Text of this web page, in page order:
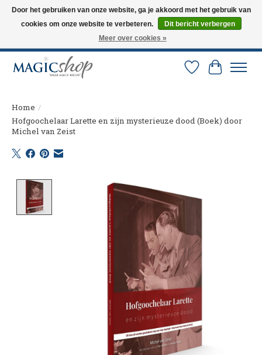
Altijd de nieuwste trucs op voorraad. Snelle verzending via PostNL en DHL.
Langskomen in onze winkel? Bel of mail om een afspraak te maken. 0251-
Verlanglijst
Home /
Hofgoochelaar Larette en zijn mysterieuze dood (Boek) door
Michel van Zeist
Product image slideshow Items
Door het gebruiken van onze website, ga je akkoord met het gebruik van
cookies om onze website te verbeteren.
Dit bericht verbergen
Meer over cookies »